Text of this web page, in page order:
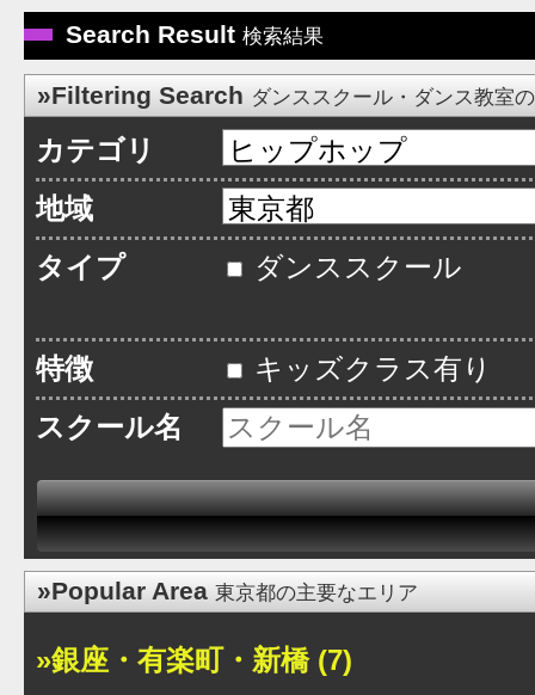
Search Result 検索結果
»Filtering Search ダンススクール・ダンス教室
カテゴリ
地域
タイプ
ダンススクール
特徴
キッズクラス有り
スクール名
»Popular Area東京都の主要なエリア
»銀座・有楽町・新橋 (7)